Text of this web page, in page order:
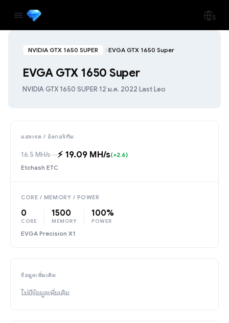
NVIDIA GTX 1650 SUPER EVGA GTX 1650 Super
EVGA GTX 1650 Super
NVIDIA GTX 1650 SUPER·12 ม.ค. 2022·Last Leo
แฮชเรต / อัลกอริทึม
16.5 MH/s→⚡️ 19.09 MH/s(+2.6)
Etchash ETC
CORE / MEMORY / POWER
0
CORE
1500
MEMORY
100%
POWER
EVGA Precision X1
ข้อมูลเพิ่มเติม
ไม่มีข้อมูลเพิ่มเติม